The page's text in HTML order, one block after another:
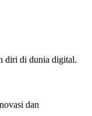
diri di dunia digital.
dan